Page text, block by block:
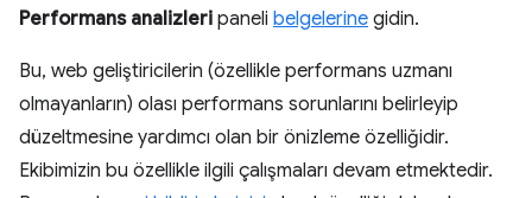
Performans analizleri paneli belgelerine gidin.
Bu, web geliştiricilerin (özellikle performans uzmanı
olmayanların) olası performans sorunlarını belirleyip
düzeltmesine yardımcı olan bir önizleme özelliğidir.
Ekibimizin bu özellikle ilgili çalışmaları devam etmektedir.